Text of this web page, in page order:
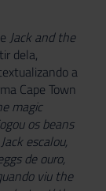
Jack and the
dela,
a
Cape Town
magic
os beans
escalou,
de ouro,
viu the